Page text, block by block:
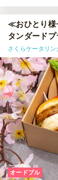
≪おひとり様
タンダードプ
さくらケータリン
オードブル